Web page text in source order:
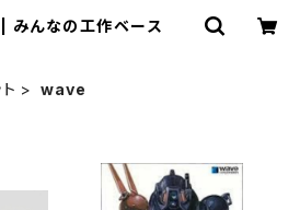
んなの工作ベース
wave